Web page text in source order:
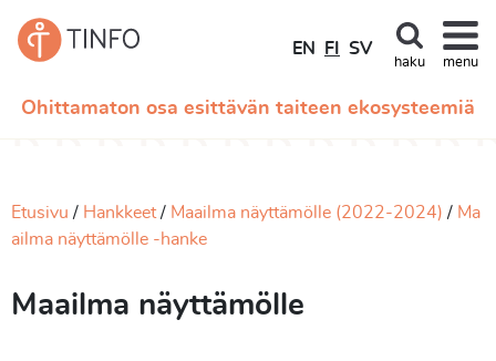
Ohittamaton osa esittävän taiteen ekosysteemiä
EN FI SV
haku menu
Etusivu Hankkeet Maailma näyttämölle (2022-2024)
Ma
ailma näyttämölle -hanke
Maailma näyttämölle